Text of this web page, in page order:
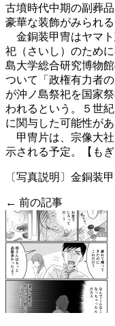
古墳時代中期の副葬
豪華な装飾がみられ
金銅装甲冑はヤマト
祀（さいし）のため
島大学総合研究博物
ついて「政権有力者
が沖ノ島祭祀を国家
われるという。５世
に関与した可能性が
甲冑片は、宗像大社
示される予定。【もぎ
〔写真説明〕金銅装
← 前の記事